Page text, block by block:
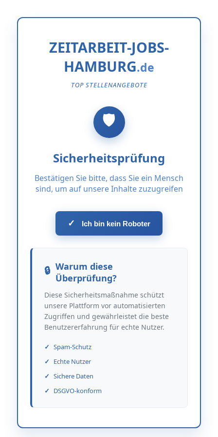
ZEITARBEIT-JOBS-
HAMBURG
TOP STELLENANGEBOTE
Sicherheitsprüfung
Bestätigen Sie bitte, dass Sie ein Mensch
sind, um auf unsere Inhalte zuzugreifen
✓ Ich bin kein Roboter
Warum diese
Überprüfung?
Diese Sicherheitsmaßnahme schützt
unsere Plattform vor automatisierten
Zugriffen und gewährleistet die beste
Benutzererfahrung für echte Nutzer.
Spam-Schutz
Echte Nutzer
Sichere Daten
DSGVO-konform